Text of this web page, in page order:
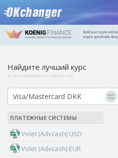
Найдите лучший курс
Курсы обновлены: только что
ПЛАТЕЖНЫЕ СИСТЕМЫ
Volet (Advcash) USD
Volet (Advcash) EUR